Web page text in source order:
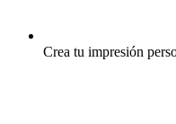
Crea tu impresión